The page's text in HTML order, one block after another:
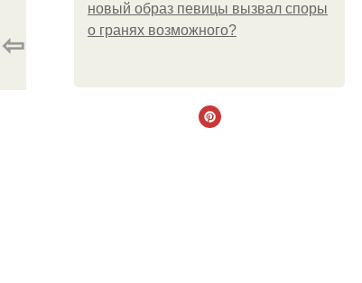
новый образ певицы вызвал споры
о гранях возможного?
⇦